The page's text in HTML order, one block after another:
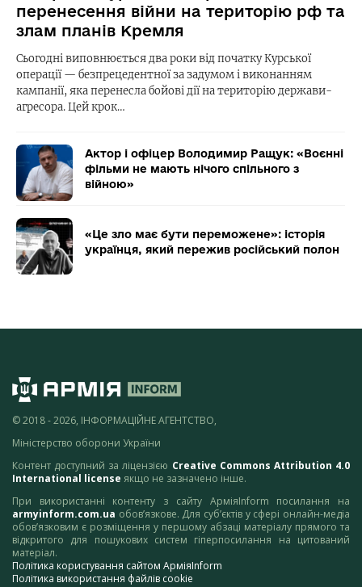
перенесення війни на територію рф та
злам планів Кремля
Сьогодні виповнюється два роки від початку Курської
операції — безпрецедентної за задумом і виконанням
кампанії, яка перенесла бойові дії на територію держави-
агресора. Цей крок…
Актор і офіцер Володимир Ращук: «Воєнні
фільми не мають нічого спільного з
війною»
«Це зло має бути переможене»: історія
українця, який пережив російський полон
© 2018 - 2026, ІНФОРМАЦІЙНЕ АГЕНТСТВО,
Міністерство оборони України
Контент доступний за ліцензією Creative Commons Attribution 4.0
International license якщо не зазначено інше.
При використанні контенту з сайту АрміяInform посилання на
armyinform.com.ua обов’язкове. Для суб’єктів у сфері онлайн-медіа
обов’язковим є розміщення у першому абзаці матеріалу прямого та
відкритого для пошукових систем гіперпосилання на цитований
матеріал.
Політика користування сайтом АрміяInform
Політика використання файлів cookie